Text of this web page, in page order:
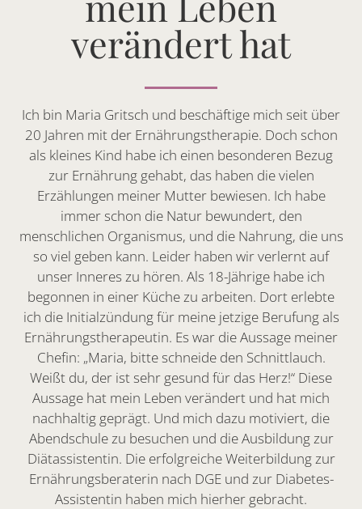
verändert hat
Ich bin Maria Gritsch und beschäftige mich seit über
20 Jahren mit der Ernährungstherapie. Doch schon
als kleines Kind habe ich einen besonderen Bezug
zur Ernährung gehabt, das haben die vielen
Erzählungen meiner Mutter bewiesen. Ich habe
immer schon die Natur bewundert, den
menschlichen Organismus, und die Nahrung, die uns
so viel geben kann. Leider haben wir verlernt auf
unser Inneres zu hören. Als 18-Jährige habe ich
begonnen in einer Küche zu arbeiten. Dort erlebte
ich die Initialzündung für meine jetzige Berufung als
Ernährungstherapeutin. Es war die Aussage meiner
Chefin: „Maria, bitte schneide den Schnittlauch.
Weißt du, der ist sehr gesund für das Herz!“ Diese
Aussage hat mein Leben verändert und hat mich
nachhaltig geprägt. Und mich dazu motiviert, die
Abendschule zu besuchen und die Ausbildung zur
Diätassistentin. Die erfolgreiche Weiterbildung zur
Ernährungsberaterin nach DGE und zur Diabetes-
Assistentin haben mich hierher gebracht.